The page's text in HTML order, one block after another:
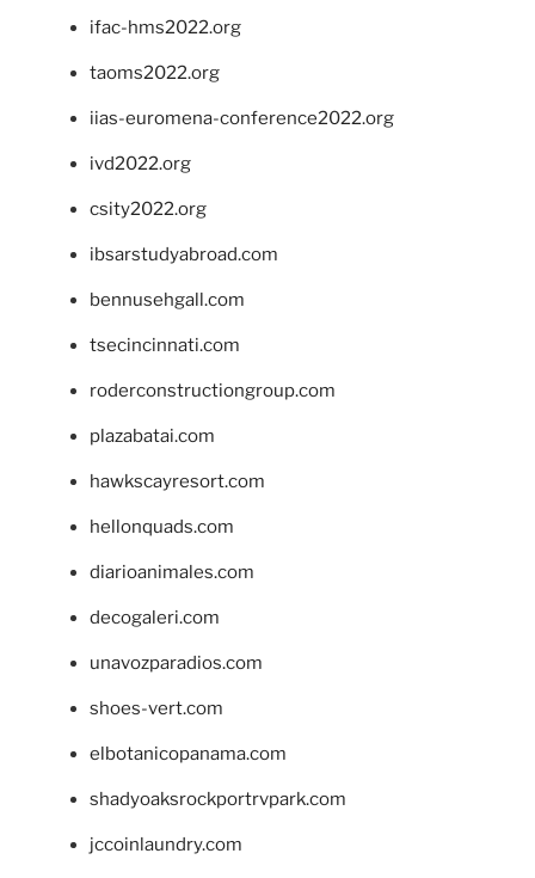
ifac-hms2022.org
taoms2022.org
iias-euromena-conference2022.org
ivd2022.org
csity2022.org
ibsarstudyabroad.com
bennusehgall.com
tsecincinnati.com
roderconstructiongroup.com
plazabatai.com
hawkscayresort.com
hellonquads.com
diarioanimales.com
decogaleri.com
unavozparadios.com
shoes-vert.com
elbotanicopanama.com
shadyoaksrockportrvpark.com
jccoinlaundry.com